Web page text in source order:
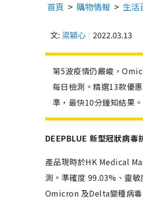
首頁 購物情報 生活
文: 梁穎心 2022.03.13
第5波疫情仍嚴峻，
每日檢測。精選13款優
準，最快10分鐘知結果。
DEEPBLUE 新型冠狀病毒
產品現時於HK Medical
測。準確度 99.03%、靈
Omicron 及Delta變種病毒